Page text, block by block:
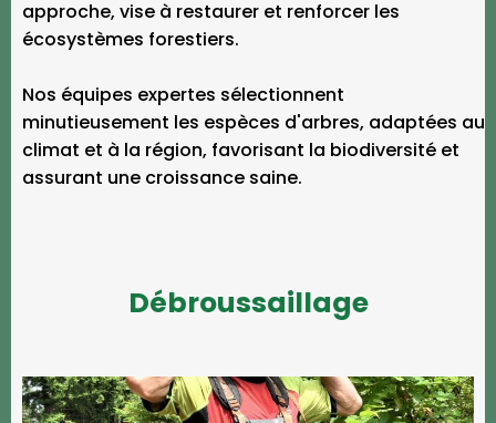
approche, vise à restaurer et renforcer les
écosystèmes forestiers.
Nos équipes expertes sélectionnent
minutieusement les espèces d'arbres, adaptées au
climat et à la région, favorisant la biodiversité et
assurant une croissance saine.
Débroussaillage